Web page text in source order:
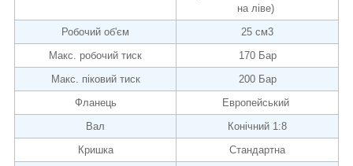
на ліве)
Робочий об'єм
25 см3
Макс. робочий тиск
170 Бар
Макс. піковий тиск
200 Бар
Фланець
Европейський
Вал
Конічний 1:8
Кришка
Стандартна